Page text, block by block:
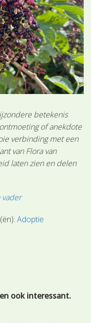
betekenis
of anekdote
verbinding met een
van Flora van
laten zien en delen
Adoptie
ook interessant.